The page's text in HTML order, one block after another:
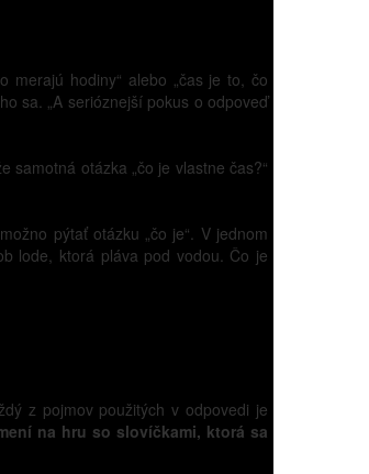
merajú hodiny“ alebo „čas je to, čo
sa. „A serióznejší pokus o odpoveď
samotná otázka „čo je vlastne čas?“
pýtať otázku „čo je“. V jednom
lode, ktorá pláva pod vodou. Čo je
z pojmov použitých v odpovedi je
na hru so slovíčkami, ktorá sa